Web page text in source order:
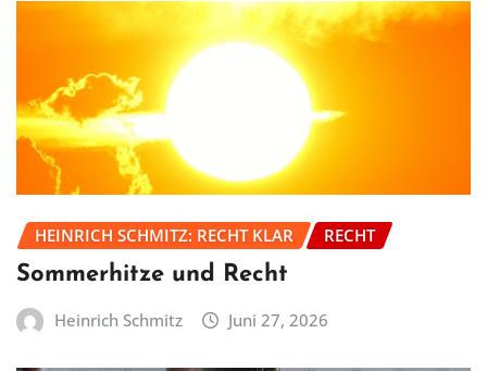
HEINRICH SCHMITZ: RECHT KLAR RECHT
Sommerhitze und Recht
Heinrich Schmitz Juni 27, 2026